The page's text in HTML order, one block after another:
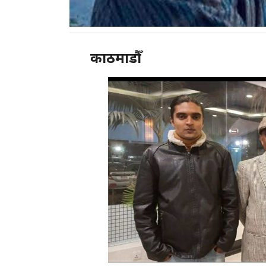
काठमाडौँ